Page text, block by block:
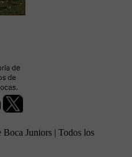
Juniors | Todos los